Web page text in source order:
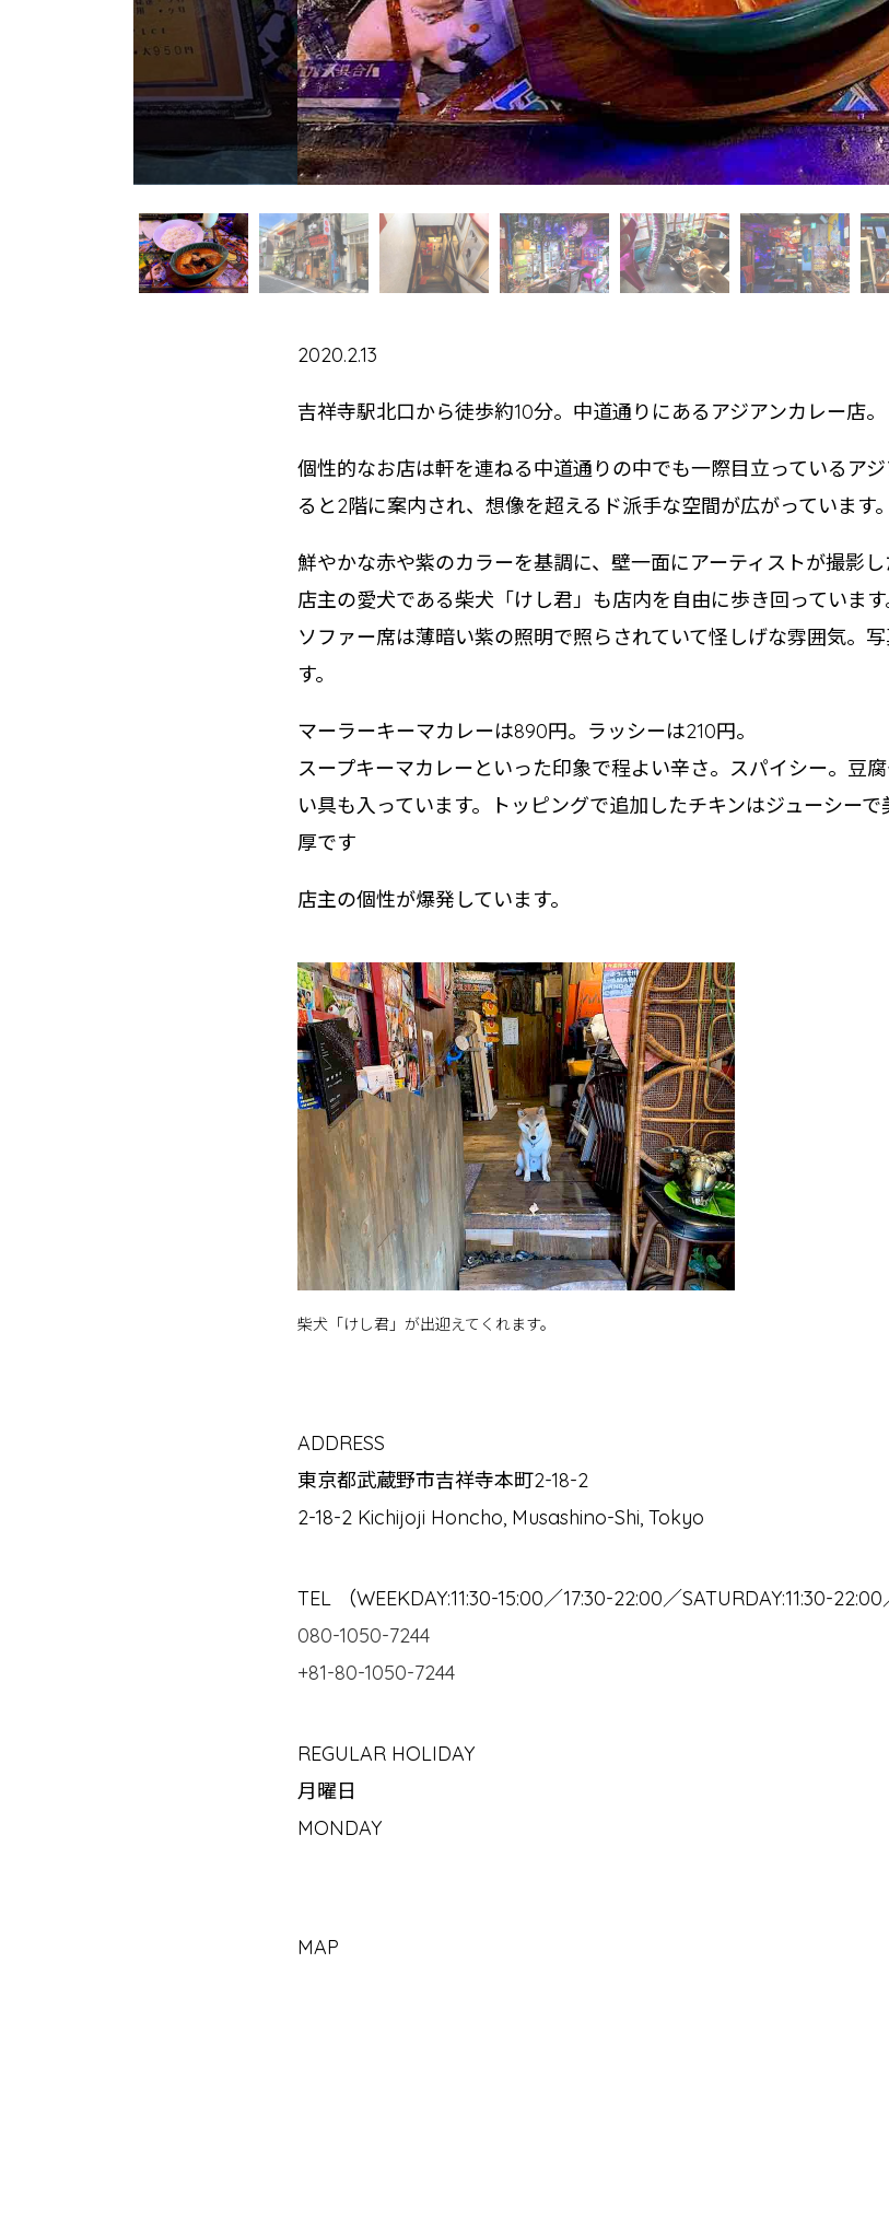
2020.2.13
吉祥寺駅北口から徒歩約10分。中道通りにあるアジアンカレー店。
個性的なお店は軒を連ねる中道通りの中でも一際目立っているア
ると2階に案内され、想像を超えるド派手な空間が広がっています。
鮮やかな赤や紫のカラーを基調に、壁一面にアーティストが撮影
店主の愛犬である柴犬「けし君」も店内を自由に歩き回っています
ソファー席は薄暗い紫の照明で照らされていて怪しげな雰囲気。
す。
マーラーキーマカレーは890円。ラッシーは210円。
スープキーマカレーといった印象で程よい辛さ。スパイシー。豆
い具も入っています。トッピングで追加したチキンはジューシー
厚です
店主の個性が爆発しています。
柴犬「けし君」が出迎えてくれます。
ADDRESS
東京都武蔵野市吉祥寺本町2-18-2
2-18-2 Kichijoji Honcho, Musashino-Shi, Tokyo
TEL （WEEKDAY:11:30-15:00／17:30-22:00／SATURDAY:11:30-22:00
080-1050-7244
+81-80-1050-7244
REGULAR HOLIDAY
月曜日
MONDAY
MAP